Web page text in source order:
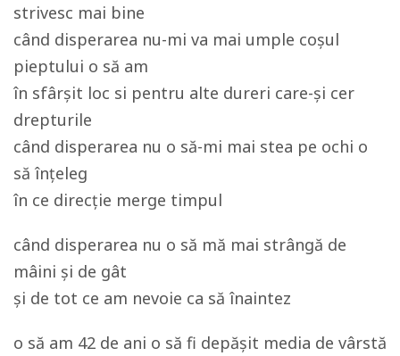
strivesc mai bine
când disperarea nu-mi va mai umple coșul
pieptului o să am
în sfârșit loc si pentru alte dureri care-și cer
drepturile
când disperarea nu o să-mi mai stea pe ochi o
să înțeleg
în ce direcție merge timpul
când disperarea nu o să mă mai strângă de
mâini și de gât
și de tot ce am nevoie ca să înaintez
o să am 42 de ani o să fi depășit media de vârstă